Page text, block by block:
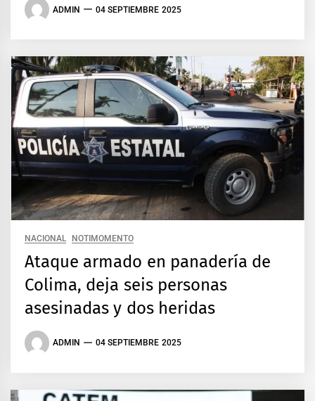
ADMIN 04 SEPTIEMBRE 2025
NACIONAL NOTIMOMENTO
Ataque armado en panadería de
Colima, deja seis personas
asesinadas y dos heridas
ADMIN 04 SEPTIEMBRE 2025